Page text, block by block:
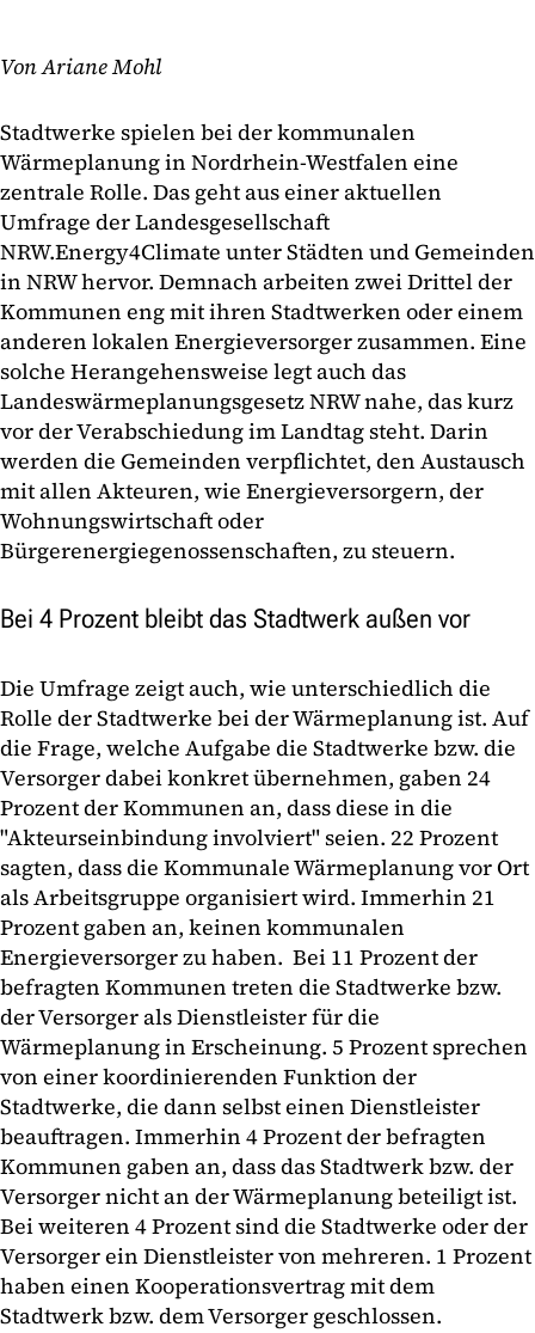
Von Ariane Mohl
Stadtwerke spielen bei der kommunalen
Wärmeplanung in Nordrhein-Westfalen eine
zentrale Rolle. Das geht aus einer aktuellen
Umfrage der Landesgesellschaft
NRW.Energy4Climate unter Städten und Gemeinden
in NRW hervor. Demnach arbeiten zwei Drittel der
Kommunen eng mit ihren Stadtwerken oder einem
anderen lokalen Energieversorger zusammen. Eine
solche Herangehensweise legt auch das
Landeswärmeplanungsgesetz NRW nahe, das kurz
vor der Verabschiedung im Landtag steht. Darin
werden die Gemeinden verpflichtet, den Austausch
mit allen Akteuren, wie Energieversorgern, der
Wohnungswirtschaft oder
Bürgerenergiegenossenschaften, zu steuern.
Bei 4 Prozent bleibt das Stadtwerk außen vor
Die Umfrage zeigt auch, wie unterschiedlich die
Rolle der Stadtwerke bei der Wärmeplanung ist. Auf
die Frage, welche Aufgabe die Stadtwerke bzw. die
Versorger dabei konkret übernehmen, gaben 24
Prozent der Kommunen an, dass diese in die
"Akteurseinbindung involviert" seien. 22 Prozent
sagten, dass die Kommunale Wärmeplanung vor Ort
als Arbeitsgruppe organisiert wird. Immerhin 21
Prozent gaben an, keinen kommunalen
Energieversorger zu haben. Bei 11 Prozent der
befragten Kommunen treten die Stadtwerke bzw.
der Versorger als Dienstleister für die
Wärmeplanung in Erscheinung. 5 Prozent sprechen
von einer koordinierenden Funktion der
Stadtwerke, die dann selbst einen Dienstleister
beauftragen. Immerhin 4 Prozent der befragten
Kommunen gaben an, dass das Stadtwerk bzw. der
Versorger nicht an der Wärmeplanung beteiligt ist.
Bei weiteren 4 Prozent sind die Stadtwerke oder der
Versorger ein Dienstleister von mehreren. 1 Prozent
haben einen Kooperationsvertrag mit dem
Stadtwerk bzw. dem Versorger geschlossen.